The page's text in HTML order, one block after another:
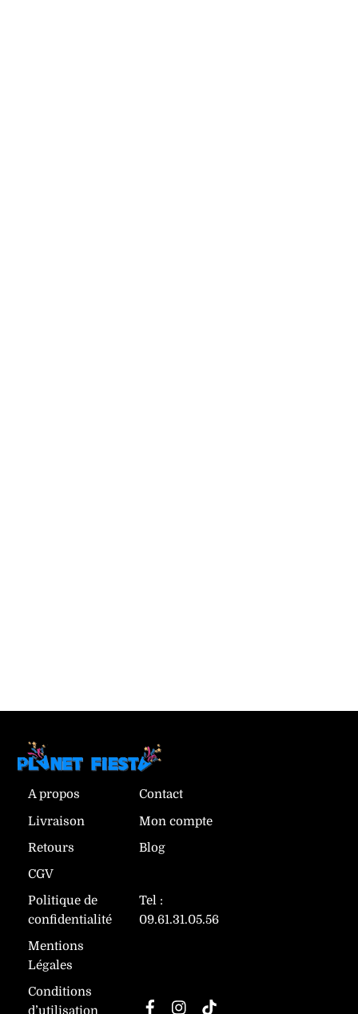
A propos
Livraison
Retours
CGV
Politique de
confidentialité
Mentions
Légales
Conditions
d’utilisation
Contact
Mon compte
Blog
Tel :
09.61.31.05.56
FacebookInstagram